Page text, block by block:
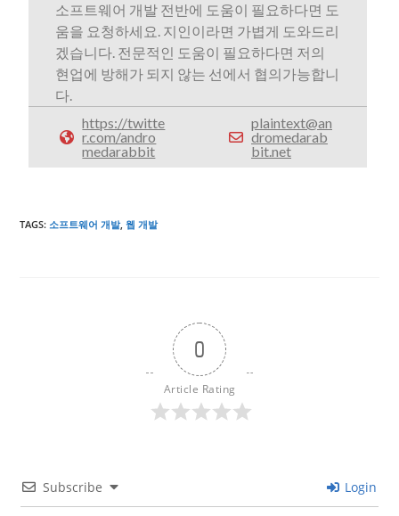
소프트웨어 개발 전반에 도움이 필요하다면 도
움을 요청하세요. 지인이라면 가볍게 도와드리
겠습니다. 전문적인 도움이 필요하다면 저의
현업에 방해가 되지 않는 선에서 협의가능합니
다.
https://twitte
r.com/andro
medarabbit
plaintext@an
dromedarab
bit.net
TAGS:소프트웨어 개발, 웹 개발
0
Article Rating
Subscribe Login